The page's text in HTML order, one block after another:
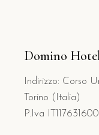
Domino
Indirizzo: Corso
Torino (Italia)
P.Iva